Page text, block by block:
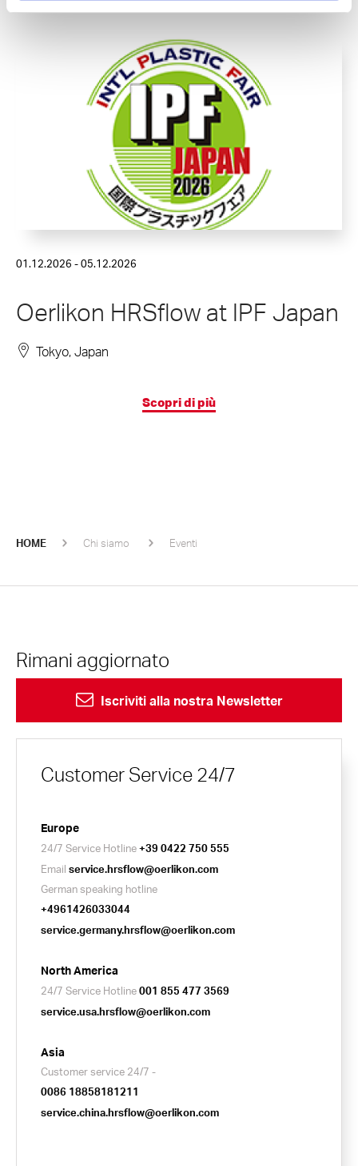
01.12.2026 - 05.12.2026
Oerlikon HRSflow at IPF Japan
Tokyo, Japan
Scopri di più
HOME Chi siamo Eventi
Rimani aggiornato
Iscriviti alla nostra Newsletter
Customer Service 24/7
Europe
24/7 Service Hotline+39 0422 750 555
Email service.hrsflow@oerlikon.com
German speaking hotline
+4961426033044
service.germany.hrsflow@oerlikon.com
North America
24/7 Service Hotline001 855 477 3569
service.usa.hrsflow@oerlikon.com
Asia
Customer service 24/7 -
0086 18858181211
service.china.hrsflow@oerlikon.com